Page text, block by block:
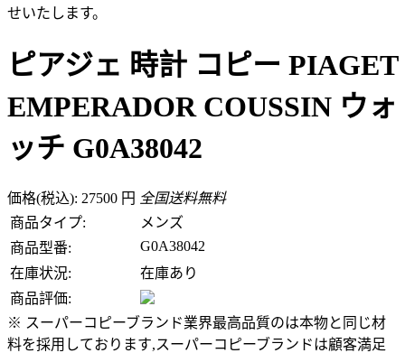
せいたします。
ピアジェ 時計 コピー PIAGET
EMPERADOR COUSSIN ウォ
ッチ G0A38042
価格(税込): 27500 円 全国送料無料
商品タイプ:
メンズ
商品型番:
G0A38042
在庫状況:
在庫あり
商品評価:
※ スーパーコピーブランド業界最高品質のは本物と同じ材
料を採用しております,スーパーコピーブランドは顧客満足